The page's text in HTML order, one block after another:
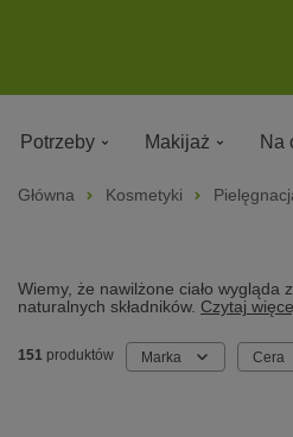
Potrzeby Makijaż Na
Główna Kosmetyki
Wiemy, że nawilżone ciało
naturalnych składników. Czytaj
151 produktów Marka Cera